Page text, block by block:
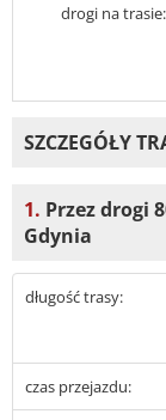
drogi na trasie:
SZCZEGÓŁY
1. Przez drogi
Gdynia
długość trasy:
czas przejazdu: